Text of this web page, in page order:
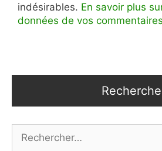
indésirables. En savoir plus
données de vos
Recherche